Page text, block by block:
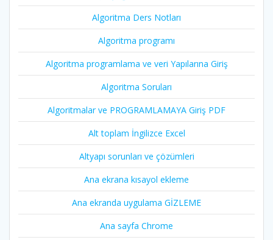
Algoritma Ders Notları
Algoritma programı
Algoritma programlama ve veri Yapılarına Giriş
Algoritma Soruları
Algoritmalar ve PROGRAMLAMAYA Giriş PDF
Alt toplam İngilizce Excel
Altyapı sorunları ve çözümleri
Ana ekrana kısayol ekleme
Ana ekranda uygulama GİZLEME
Ana sayfa Chrome